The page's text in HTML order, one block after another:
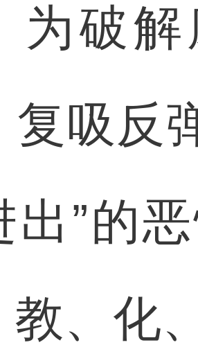
解康
复吸反
出”的
教、化